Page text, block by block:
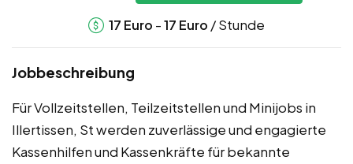
17 Euro -17 Euro / Stunde
Jobbeschreibung
Für Vollzeitstellen, Teilzeitstellen und Minijobs in
Illertissen, St werden zuverlässige und engagierte
Kassenhilfen und Kassenkräfte für bekannte